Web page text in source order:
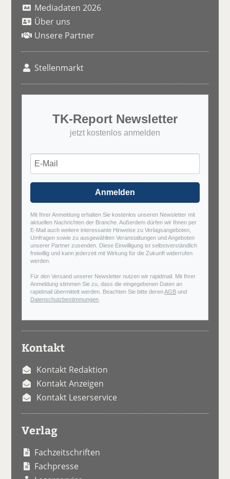
Mediadaten 2026
Über uns
Unsere Partner
Stellenmarkt
TK-Report Newsletter
jetzt kostenlos anmelden
Anmelden
Mit Ihrer Anmeldung erhalten Sie kostenlos unseren Newsletter mit
aktuellen Nachrichten der Branche. Außerdem dürfen wir Ihnen per
E-Mail auch weitere interessante Hinweise zu Verlagsangeboten,
Umfragen sowie zu ausgewählten Veranstaltungen und Angeboten
unserer Partner zusenden. Diese Einwilligung ist selbstverständlich
freiwillig und kann jederzeit mit Wirkung für die Zukunft widerrufen
werden.
Für den Versand unserer Newsletter nutzen wir rapidmail. Mit Ihrer
Anmeldung stimmen Sie zu, dass die eingegebenen Daten an
rapidmail übermittelt werden. Beachten Sie bitte derenAGB und
Datenschutzbestimmungen
Kontakt
Kontakt Redaktion
Kontakt Anzeigen
Kontakt Leserservice
Verlag
Fachzeitschriften
Fachpresse